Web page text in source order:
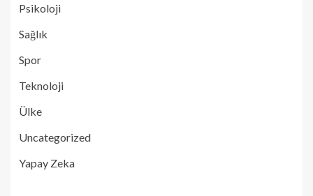
Psikoloji
Sağlık
Spor
Teknoloji
Ülke
Uncategorized
Yapay Zeka